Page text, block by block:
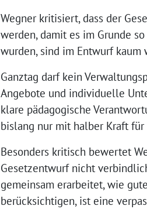
Wegner kritisiert, dass der
werden, damit es im Grunde
wurden, sind im Entwurf kaum
Ganztag darf kein
Angebote und individuelle
klare pädagogische
bislang nur mit halber Kraft für
Besonders kritisch bewertet
Gesetzentwurf nicht
gemeinsam erarbeitet, wie
berücksichtigen, ist eine